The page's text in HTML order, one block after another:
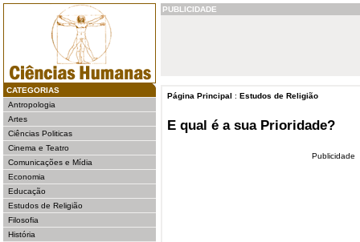
CATEGORIAS
Antropologia
Artes
Ciências Politicas
Cinema e Teatro
Comunicações e Mídia
Economia
Educação
Estudos de Religião
Filosofia
História
PUBLICIDADE
Página Principal : Estudos de Religião
E qual é a sua Prioridade?
Publicidade